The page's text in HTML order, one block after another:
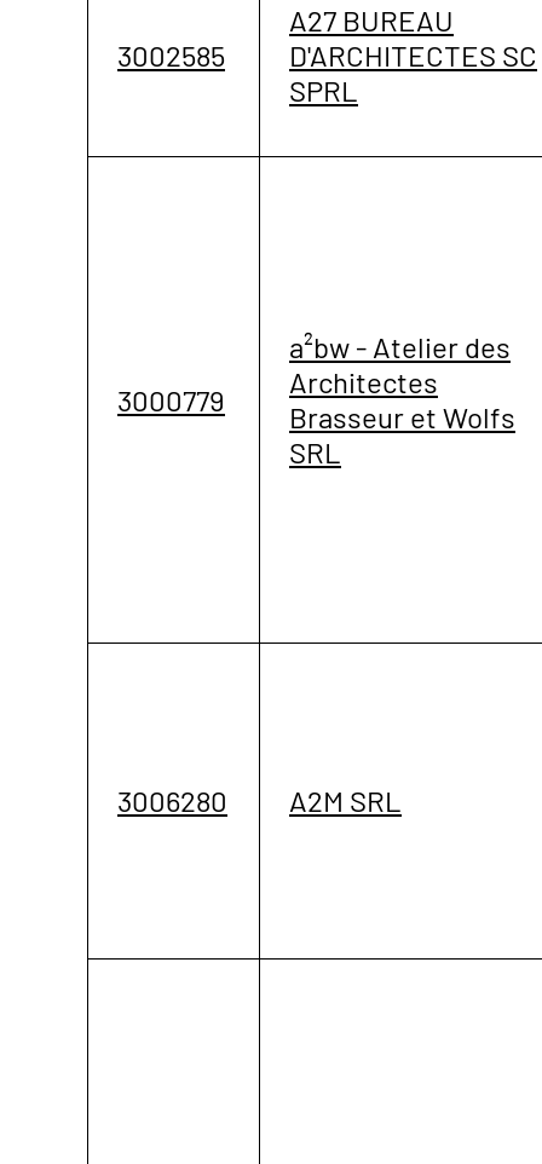
3002585
A27 BUREAU
D'ARCHITECTES SC
SPRL
3000779
a²bw - Atelier des
Architectes
Brasseur et Wolfs
SRL
3006280 A2M SRL